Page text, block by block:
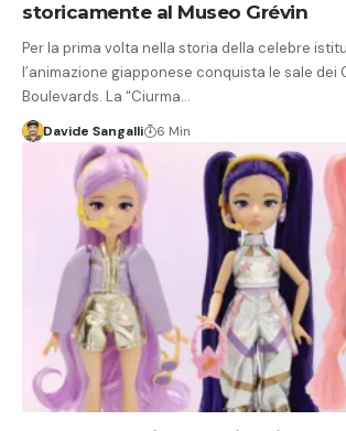
storicamente al Museo Grévin
Per la prima volta nella storia della celebre
l’animazione giapponese conquista le sale dei
Boulevards. La “Ciurma…
Davide Sangalli 6 Min